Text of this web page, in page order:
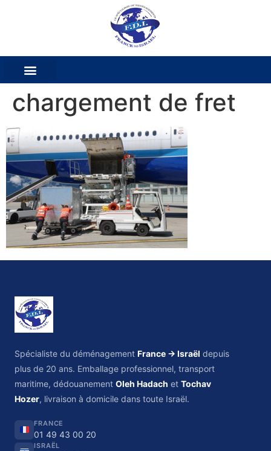
chargement de fret
Spécialiste du déménagement France → Israël depuis
plus de 20 ans. Emballage professionnel, transport
maritime, dédouanement Oleh Hadach et Tochav
Hozer, livraison à domicile dans toute Israël.
FRANCE
01 49 43 00 20
ISRAËL